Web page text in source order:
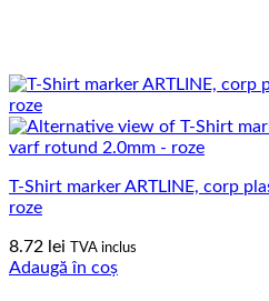
T-Shirt marker ARTLINE, corp
roze
8.72 lei TVA inclus
Adaugă în coș